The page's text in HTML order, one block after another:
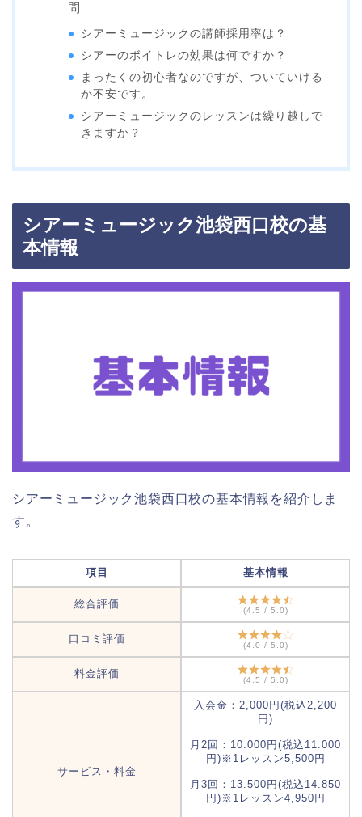
問
シアーミュージックの講師採用率は？
シアーのボイトレの効果は何ですか？
まったくの初心者なのですが、ついていける
か不安です。
シアーミュージックのレッスンは繰り越しで
きますか？
シアーミュージック池袋西口校の基
本情報
シアーミュージック池袋西口校の基本情報を紹介しま
す。
項目 基本情報
総合評価
(4.5 / 5.0)
口コミ評価
(4.0 / 5.0)
料金評価
(4.5 / 5.0)
サービス・料金
入会金：2,000円(税込2,200
円)
月2回：10.000円(税込11.000
円)※1レッスン5,500円
月3回：13.500円(税込14.850
円)※1レッスン4,950円